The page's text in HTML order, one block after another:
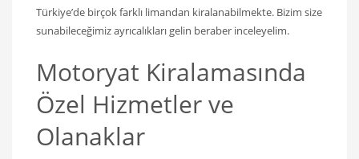
Türkiye’de birçok farklı limandan kiralanabilmekte. Bizim size
sunabileceğimiz ayrıcalıkları gelin beraber inceleyelim.
Motoryat Kiralamasında
Özel Hizmetler ve
Olanaklar